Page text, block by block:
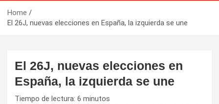
Home
El 26J, nuevas elecciones en España, la izquierda se une
El 26J, nuevas elecciones en
España, la izquierda se une
Tiempo de lectura: 6 minutos